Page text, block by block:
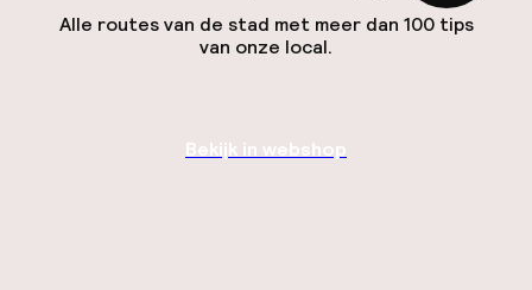
Alle routes van de stad met meer dan 100 tips
van onze local.
Bekijk in webshop